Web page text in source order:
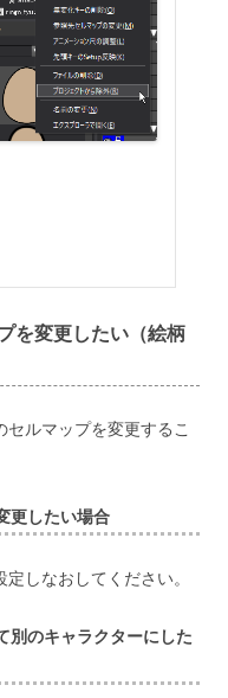
を変更したい（絵柄
ルマップを変更するこ
更したい場合
しなおしてください。
別のキャラクターにした